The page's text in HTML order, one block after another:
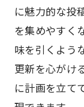
に魅力的な投
を集めやすく
味を引くよう
更新を心がけ
に計画を立て